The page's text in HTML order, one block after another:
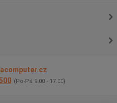
(Po-Pá 9.00 - 17.00)